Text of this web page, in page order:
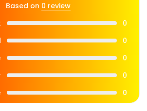
Based on 0 review
0
0
0
0
0